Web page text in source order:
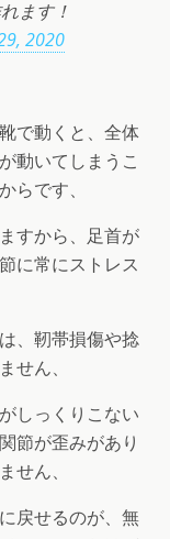
ます！
2020
で動くと、全体
動いてしまうこ
らです、
すから、足首が
に常にストレス
、靭帯損傷や捻
せん、
しっくりこない
節が歪みがあり
せん、
戻せるのが、無